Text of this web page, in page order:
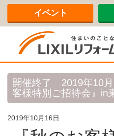
イベント
開催終了 2019年10
客様特別ご招待会』in
2019年10月16日